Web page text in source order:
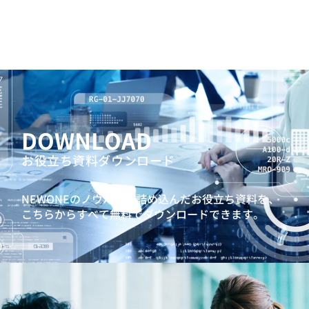
DOWNLOAD
お役立ち資料ダウンロード
NEWONEのノウハウを詰め込んだお役立ち資料を、
こちらからすべて無料でダウンロードできます。